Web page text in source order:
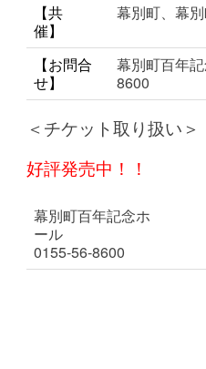
【共
催】
幕別町、幕
【お問合
せ】
幕別町百年
8600
＜チケット取り扱い＞
好評発売中！！
幕別町百年記念ホ
ール
0155-56-8600